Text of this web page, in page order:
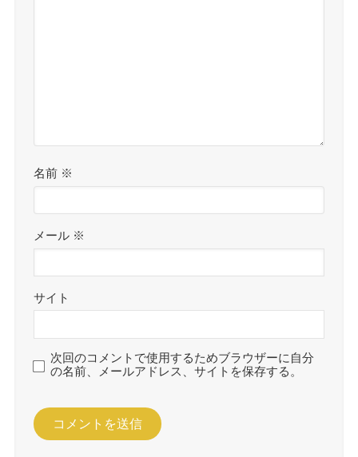
名前 ※
メール ※
サイト
次回のコメントで使用するためブラウザーに自分
の名前、メールアドレス、サイトを保存する。